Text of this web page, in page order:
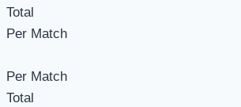
Total
Per Match
Per Match
Total